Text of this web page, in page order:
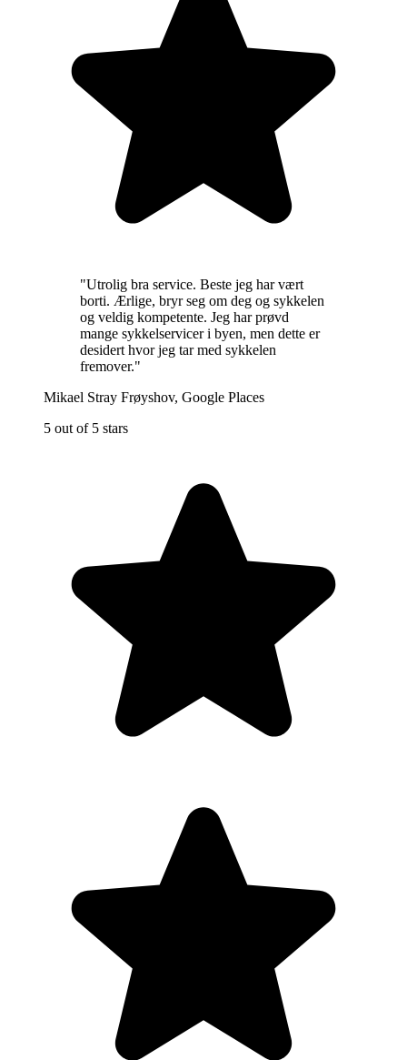
"Utrolig bra service. Beste jeg har vært
borti. Ærlige, bryr seg om deg og sykkelen
og veldig kompetente. Jeg har prøvd
mange sykkelservicer i byen, men dette er
desidert hvor jeg tar med sykkelen
fremover."
Mikael Stray Frøyshov, Google Places
5 out of 5 stars